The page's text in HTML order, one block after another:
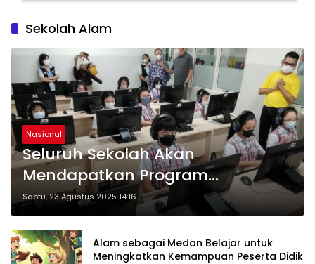
Sekolah Alam
Nasional
Seluruh Sekolah Akan
Mendapatkan Program
Digitalisasi Sesuai Asas Keadilan
dan Pemerataan
Sabtu, 23 Agustus 2025 14:16
Alam sebagai Medan Belajar untuk
Meningkatkan Kemampuan Peserta Didik